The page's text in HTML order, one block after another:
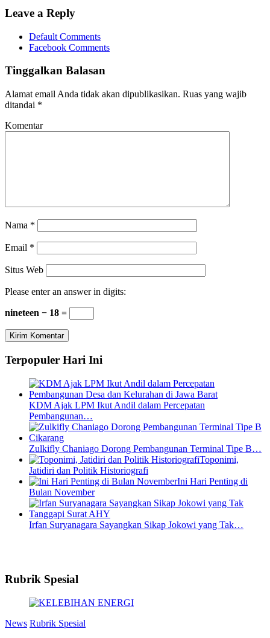
Leave a Reply
Default Comments
Facebook Comments
Tinggalkan Balasan
Alamat email Anda tidak akan dipublikasikan. Ruas yang wajib
ditandai *
Komentar
Nama *
Email *
Situs Web
Please enter an answer in digits:
nineteen − 18 =
Terpopuler Hari Ini
KDM Ajak LPM Ikut Andil dalam Percepatan
Pembangunan…
Zulkifly Chaniago Dorong Pembangunan Terminal Tipe B…
Toponimi,
Jatidiri dan Politik Historiografi
Ini Hari Penting di
Bulan November
Irfan Suryanagara Sayangkan Sikap Jokowi yang Tak…
Rubrik Spesial
News Rubrik Spesial